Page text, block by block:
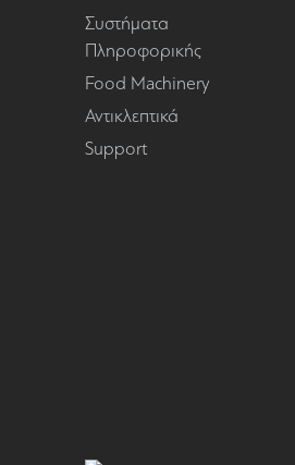
Συστήματα
Πληροφορικής
Food Machinery
Αντικλεπτικά
Support